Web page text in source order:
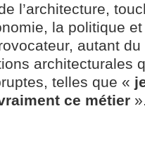
l’architecture,
la politique
autant
architecturales
telles que «
ce métier